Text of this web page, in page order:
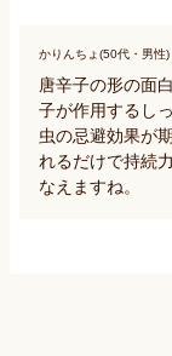
かりんちょ(50代・男性)
唐辛子の形の面
子が作用するし
虫の忌避効果が
れるだけで持続
なえますね。